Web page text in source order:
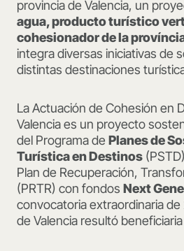
provincia de Valencia, un
agua, producto turístico
cohesionador de la
integra diversas iniciativas de
distintas destinaciones
La Actuación de Cohesión en
Valencia es un proyecto
del Programa de Planes de
Turística en Destinos
Plan de Recuperación,
(PRTR) con fondos Next
convocatoria extraordinaria de
de Valencia resultó